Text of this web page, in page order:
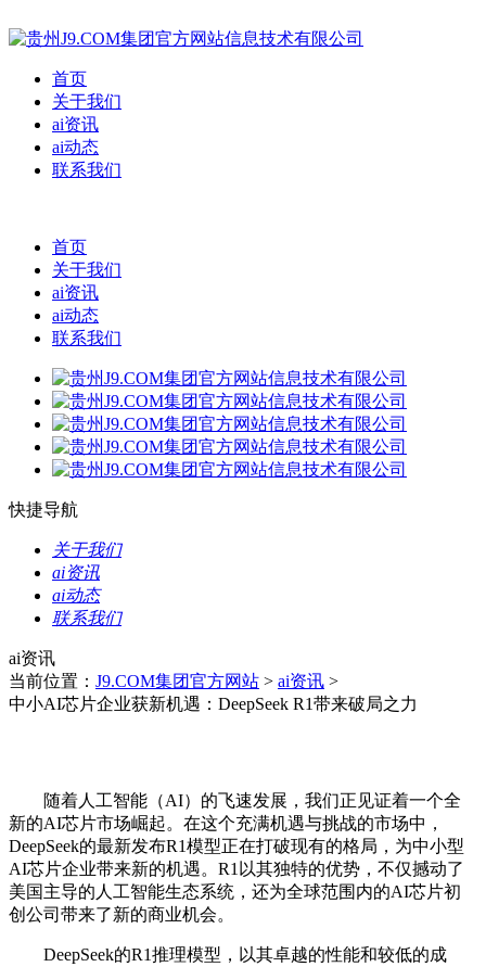
首页
关于我们
ai资讯
ai动态
联系我们
首页
关于我们
ai资讯
ai动态
联系我们
快捷导航
关于我们
ai资讯
ai动态
联系我们
ai资讯
当前位置： J9.COM集团官方网站 > ai资讯 >
中小AI芯片企业获新机遇：DeepSeek R1带来破局之力
随着人工智能（AI）的飞速发展，我们正见证着一个全
新的AI芯片市场崛起。在这个充满机遇与挑战的市场中，
DeepSeek的最新发布R1模型正在打破现有的格局，为中小型
AI芯片企业带来新的机遇。R1以其独特的优势，不仅撼动了
美国主导的人工智能生态系统，还为全球范围内的AI芯片初
创公司带来了新的商业机会。
DeepSeek的R1推理模型，以其卓越的性能和较低的成